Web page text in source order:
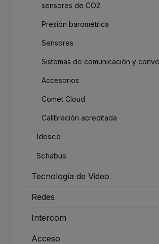
sensores de CO2
Presión barométrica
Sensores
Sistemas de comunicación y
Accesorios
Comet Cloud
Calibración acreditada
Idesco
Schabus
Tecnología de Video
Redes
Intercom
Acceso